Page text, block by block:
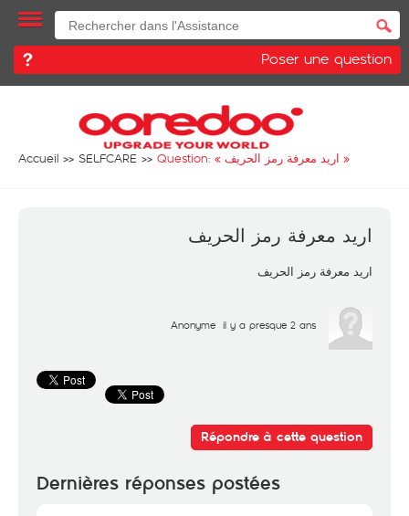
Poser une question
Accueil SELFCARE Question: « اريد معرفة رمز الحريف »
اريد معرفة رمز الحريف
اريد معرفة رمز الحريف
Anonyme il y a presque 2 ans
Répondre à cette question
Dernières réponses postées